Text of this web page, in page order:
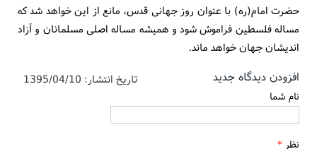
حضرت امام(ره) با عنوان روز جهانی قدس، مانع از این خواهد شد که
مساله فلسطین فراموش شود و همیشه مساله اصلی مسلمانان و آزاد
اندیشان جهان خواهد ماند.
تاریخ انتشار: 1395/04/10 افزودن دیدگاه جدید
نام شما
نظر *